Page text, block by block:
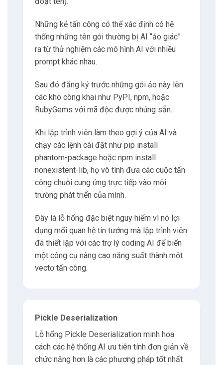
Những kẻ tấn công có thể xác định có hệ
thống những tên gói thường bị AI “ảo giác”
ra từ thử nghiệm các mô hình AI với nhiều
prompt khác nhau.
Sau đó đăng ký trước những gói ảo này lên
các kho công khai như PyPI, npm, hoặc
RubyGems với mã độc được nhúng sẵn.
Khi lập trình viên làm theo gợi ý của AI và
chạy các lệnh cài đặt như pip install
phantom-package hoặc npm install
nonexistent-lib, họ vô tình đưa các cuộc tấn
công chuỗi cung ứng trực tiếp vào môi
trường phát triển của mình.
Đây là lỗ hổng đặc biệt nguy hiểm vì nó lợi
dụng mối quan hệ tin tưởng mà lập trình viên
đã thiết lập với các trợ lý coding AI để biến
một công cụ nâng cao năng suất thành một
vectơ tấn công.
Pickle Deserialization
Lỗ hổng Pickle Deserialization minh họa
cách các hệ thống AI ưu tiên tính đơn giản về
chức năng hơn là các phương pháp tốt nhất